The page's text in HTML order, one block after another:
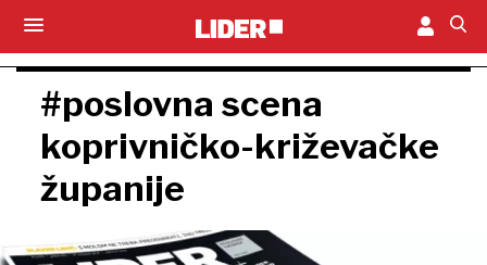
#poslovna scena
koprivničko-križevačke
županije